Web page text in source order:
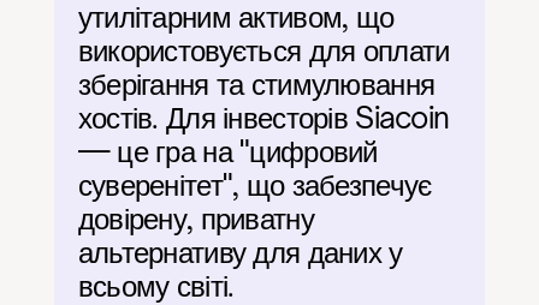
утилітарним активом, що
використовується для оплати
зберігання та стимулювання
хостів. Для інвесторів Siacoin
— це гра на "цифровий
суверенітет", що забезпечує
довірену, приватну
альтернативу для даних у
всьому світі.